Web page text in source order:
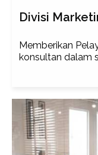
Divisi
Memberikan
konsultan dalam